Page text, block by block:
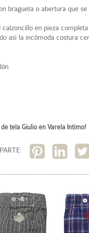
bragueta o abertura que se
calzoncillo en pieza
así la incómoda costura
de tela Giulio en Varela Intimo!